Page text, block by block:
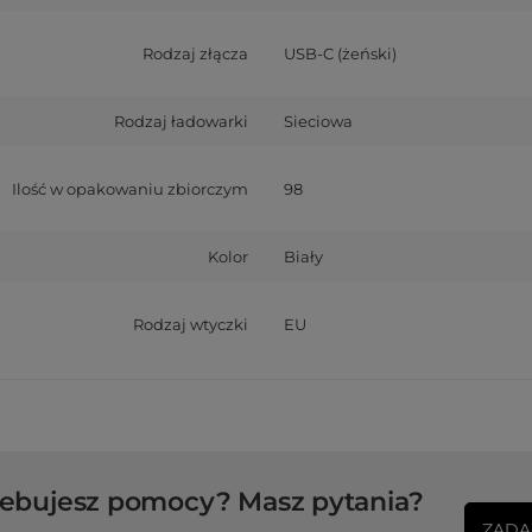
Rodzaj złącza USB-C (żeński)
Rodzaj ładowarki Sieciowa
Ilość w opakowaniu zbiorczym 98
Kolor Biały
Rodzaj wtyczki EU
pomocy? Masz pytania?